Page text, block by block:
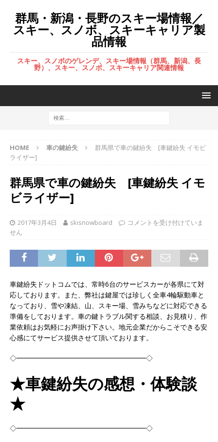
群馬・新潟・長野のスキー場情報／
スキー、スノボ、スキーキャリア製
品情報
スキー、スノボのゲレンデ、スキー場情報（群馬、新潟、長
野）、スキー、スノボ、スキーキャリア関連情報
HOME 車の鍵紛失
群馬県で車の鍵紛失 [車鍵紛失 イモビ
ライザー]
群馬県で車の鍵紛失 [車鍵紛失 イモ
ビライザー]
2017年3月4日 skisnowboard
コメントを受け付けていま
せん
車鍵紛失ドットコムでは、常時6台のサービスカーが各県にて対
応しております。また、弊社は鍵屋では珍しく全車4輪駆動車と
なっており、雪や凍結、山、スキー場、雪みちなどに対応できる
準備をしております。車の鍵トラブル関する相談、お見積り、作
業依頼はお気軽にお声掛け下さい。地元企業だからこそできる安
心感にてサービス提供させて頂いております。
◇━━━━━━━━━━━━━━━━━━━◇
★車鍵紛失の感想・体験談
★
◇━━━━━━━━━━━━━━━━━━━◇